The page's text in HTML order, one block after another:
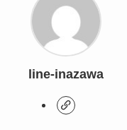
line-inazawa